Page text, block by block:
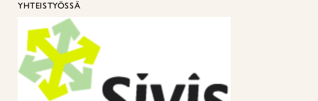
YHTEISTYÖSSÄ